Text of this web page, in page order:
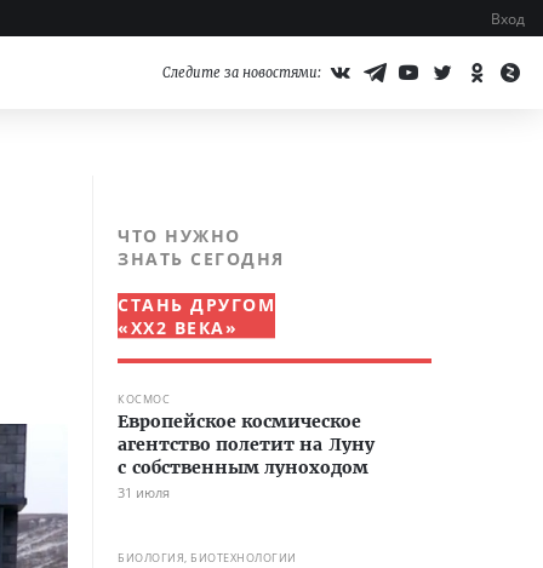
Вход
Следите за новостями:
ЧТО НУЖНО
ЗНАТЬ СЕГОДНЯ
СТАНЬ ДРУГОМ
«XX2 ВЕКА»
КОСМОС
Европейское космическое
агентство полетит на Луну
с собственным луноходом
31 июля
БИОЛОГИЯ, БИОТЕХНОЛОГИИ